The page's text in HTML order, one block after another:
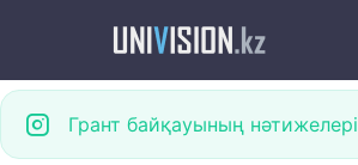
Грант байқауының нәтижелері